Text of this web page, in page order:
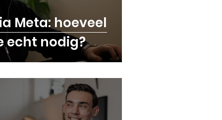
Marketing | Bessems
Meta: hoeveel
echt nodig?